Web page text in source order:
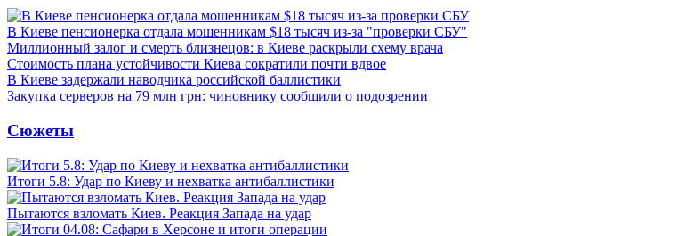
В Киеве пенсионерка отдала мошенникам $18 тысяч из-за "проверки СБУ"
Миллионный залог и смерть близнецов: в Киеве раскрыли схему врача
Стоимость плана устойчивости Киева сократили почти вдвое
В Киеве задержали наводчика российской баллистики
Закупка серверов на 79 млн грн: чиновнику сообщили о подозрении
Сюжеты
Итоги 5.8: Удар по Киеву и нехватка антибаллистики
Пытаются взломать Киев. Реакция Запада на удар